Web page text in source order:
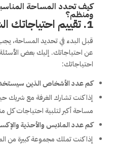
كيف تحدد المساحة
ومنظم؟
1. تقييم احتياجاتك الشخصية
قبل البدء في تحديد المساحة،
عن احتياجاتك. إليك بعض
احتياجاتك:
كم عدد الأشخاص الذين
إذا كنت تشارك الغرفة مع شريك
مساحة أكبر لتلبية احتياجات كل
كم عدد الملابس والأحذية
إذا كنت تملك مجموعة كبيرة من